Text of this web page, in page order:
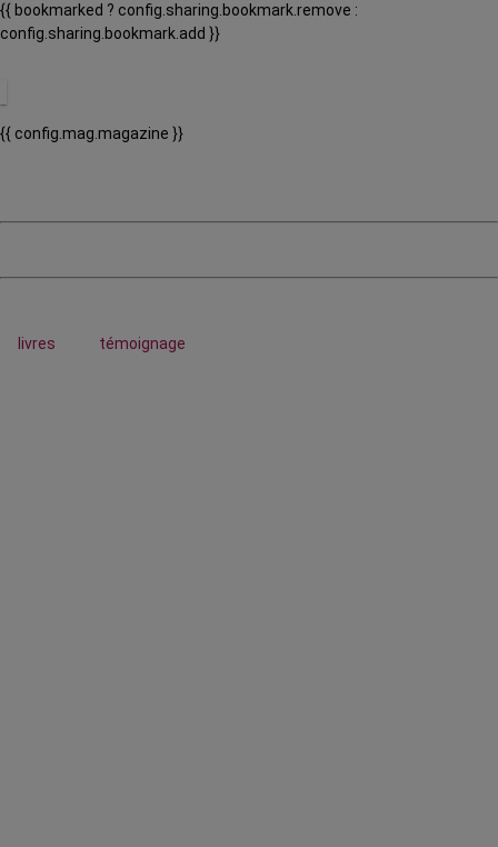
{{ bookmarked ? config.sharing.bookmark.remove :
config.sharing.bookmark.add }}
{{ config.mag.magazine }}
livres témoignage